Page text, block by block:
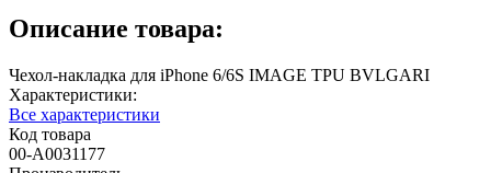
Описание товара:
Чехол-накладка для iPhone 6/6S IMAGE TPU BVLGARI
Характеристики:
Все характеристики
Код товара
00-А0031177